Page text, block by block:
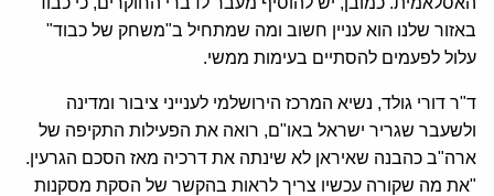
באזור שלנו הוא עניין חשוב ומה שמתחיל ב"משחק של כבוד"
עלול לפעמים להסתיים בעימות ממשי.
ד"ר דורי גולד, נשיא המרכז הירושלמי לענייני ציבור ומדינה
ולשעבר שגריר ישראל באו"ם, רואה את הפעילות התקיפה של
ארה"ב כהבנה שאיראן לא שינתה את דרכיה מאז הסכם הגרעין.
"את מה שקורה עכשיו צריך לראות בהקשר של הסקת מסקנות